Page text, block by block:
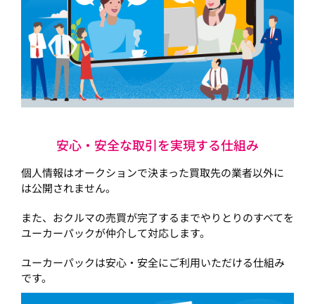
安心・安全な取引を実現する仕組み
個人情報はオークションで決まった買取先の業者以外に
は公開されません。
また、おクルマの売買が完了するまでやりとりのすべてを
ユーカーパックが仲介して対応します。
ユーカーパックは安心・安全にご利用いただける仕組み
です。